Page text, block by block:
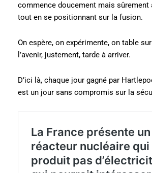
commence doucement mais sûrement
tout en se positionnant sur la fusion.
On espère, on expérimente, on table
l’avenir, justement, tarde à arriver.
D’ici là, chaque jour gagné par
est un jour sans compromis sur la